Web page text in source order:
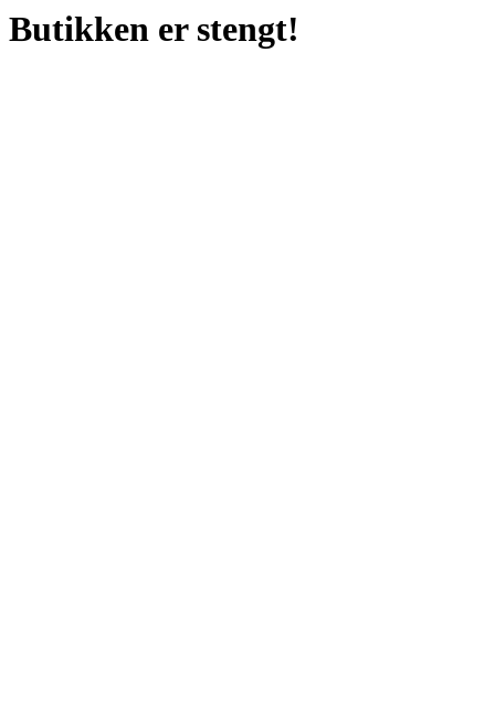
Butikken er stengt!